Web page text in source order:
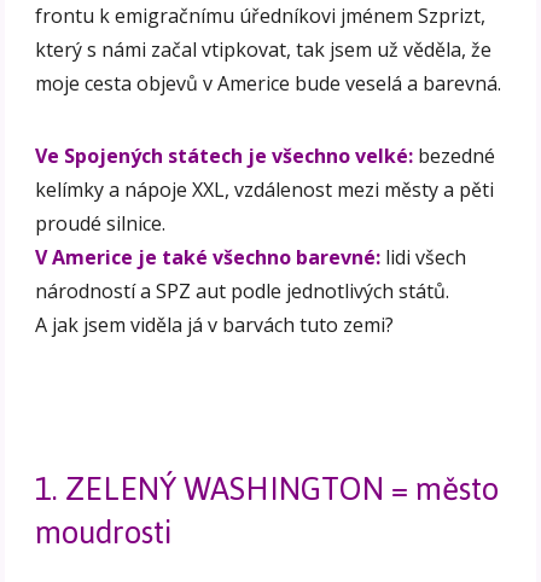
frontu k emigračnímu úředníkovi jménem Szprizt,
který s námi začal vtipkovat, tak jsem už věděla, že
moje cesta objevů v Americe bude veselá a barevná.
Ve Spojených státech je všechno velké: bezedné
kelímky a nápoje XXL, vzdálenost mezi městy a pěti
proudé silnice.
V Americe je také všechno barevné: lidi všech
národností a SPZ aut podle jednotlivých států.
A jak jsem viděla já v barvách tuto zemi?
1. ZELENÝ WASHINGTON = město
moudrosti